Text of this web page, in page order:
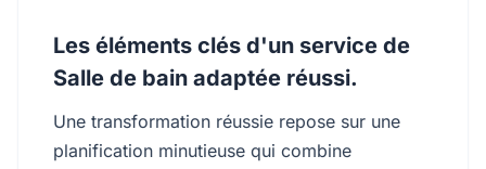
Les éléments clés d'un service de
Salle de bain adaptée réussi.
Une transformation réussie repose sur une
planification minutieuse qui combine